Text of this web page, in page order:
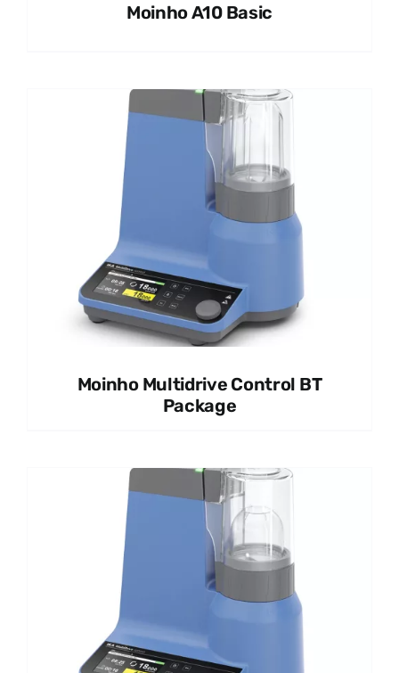
Moinho A10 Basic
Moinho Multidrive Control BT
Package